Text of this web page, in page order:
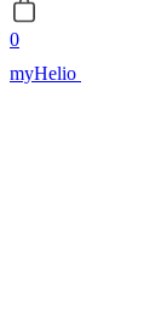
0
myHelio